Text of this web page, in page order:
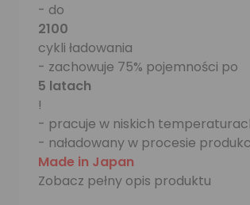
- do
2100
cykli ładowania
- zachowuje 75% pojemności po
5 latach
!
- pracuje w niskich
- naładowany w procesie
Made in Japan
Zobacz pełny opis produktu